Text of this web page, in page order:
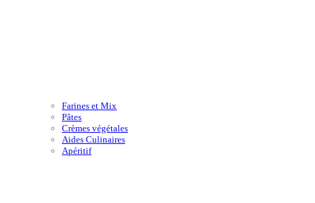
Farines et Mix
Pâtes
Crèmes végétales
Aides Culinaires
Apéritif